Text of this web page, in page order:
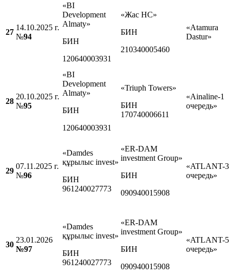
27
14.10.2025 г.
№94
«BI
Development
Almaty»
БИН
120640003931
«Жас НС»
БИН
210340005460
«Atamura
Dastur»
28
20.10.2025 г.
№95
«BI
Development
Almaty»
БИН
120640003931
«Triuph Towers»
БИН
170740006611
«Ainaline-1
очередь»
29
07.11.2025 г.
№96
«Damdes
құрылыс invest»
БИН
961240027773
«ER-DAM
investment Group»
БИН
090940015908
«ATLANT-3
очередь»
30
23.01.2026
№97
«Damdes
құрылыс invest»
БИН
961240027773
«ER-DAM
investment Group»
БИН
090940015908
«ATLANT-5
очередь»